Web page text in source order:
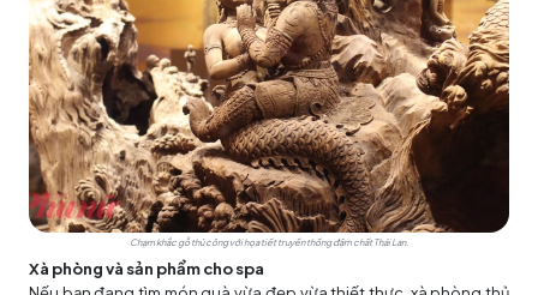
Chạm khắc gỗ thủ công với họa tiết truyền thống đậm chất Thái Lan.
Xà phòng và sản phẩm cho spa